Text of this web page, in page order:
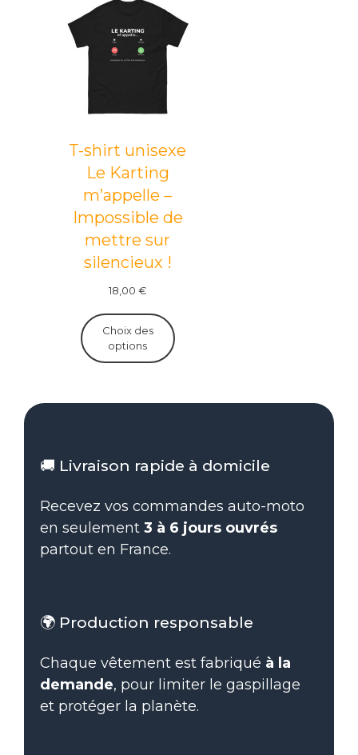
T-shirt unisexe
Le Karting
m’appelle –
Impossible de
mettre sur
silencieux !
18,00 €
Choix des
options
🚚 Livraison rapide à domicile
Recevez vos commandes auto-moto
en seulement 3 à 6 jours ouvrés
partout en France.
🌍 Production responsable
Chaque vêtement est fabriqué à la
demande, pour limiter le gaspillage
et protéger la planète.